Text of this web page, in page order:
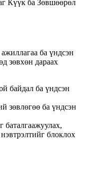
Күүк ба Зөвшөөрөл
ба үндсэн
зөвхөн дараах
байдал ба үндсэн
зөвлөгөө ба үндсэн
блоклох